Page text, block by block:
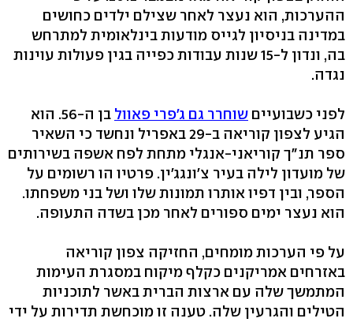
ההערכות, הוא נעצר לאחר שצילם ילדים כחושים
במדינה בניסיון לגייס מודעות בינלאומית למתרחש
בה, ונדון ל-15 שנות עבודות כפייה בגין פעולות עוינות
נגדה.
לפני כשבועיים שוחרר גם ג'פרי פאוול
בן ה-56. הוא
הגיע לצפון קוריאה ב-29 באפריל ונחשד כי השאיר
ספר תנ"ך קוריאני-אנגלי מתחת לפח אשפה בשירותים
של מועדון לילה בעיר צ'ונגג'ין. פרטיו הו רשומים על
הספר, ובין דפיו אותרו תמונות שלו ושל בני משפחתו.
הוא נעצר ימים ספורים לאחר מכן בשדה התעופה.
על פי הערכות מומחים, החזיקה צפון קוריאה
באזרחים אמריקנים כקלף מיקוח במסגרת העימות
המתמשך שלה עם ארצות הברית באשר לתוכניות
הטילים והגרעין שלה. טענה זו מוכחשת תדירות על ידי